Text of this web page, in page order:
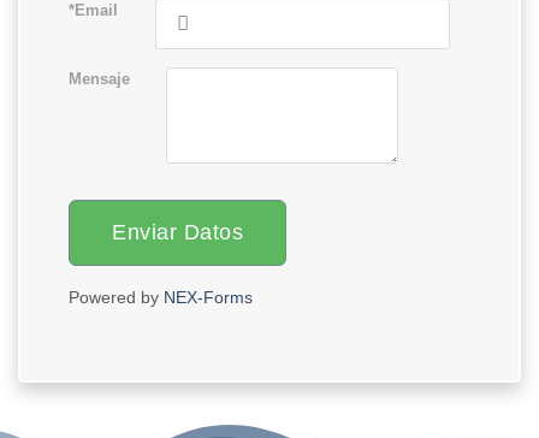
*Email
Mensaje
Enviar Datos
Powered by NEX-Forms